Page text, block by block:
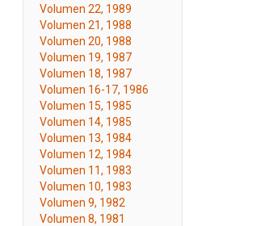
Volumen 22, 1989
Volumen 21, 1988
Volumen 20, 1988
Volumen 19, 1987
Volumen 18, 1987
Volumen 16-17, 1986
Volumen 15, 1985
Volumen 14, 1985
Volumen 13, 1984
Volumen 12, 1984
Volumen 11, 1983
Volumen 10, 1983
Volumen 9, 1982
Volumen 8, 1981